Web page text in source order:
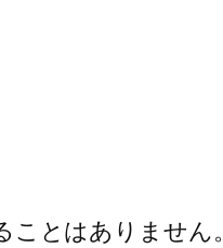
とはありません。